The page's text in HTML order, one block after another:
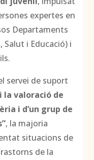
expertes en
Departaments
Salut i Educació) i
servei de suport
la valoració de
i d’un grup de
, la majoria
situacions de
de la